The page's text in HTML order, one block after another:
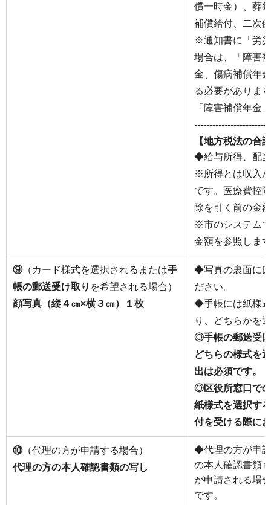
償一時金）、葬
補償給付、二次
※通知書に「労
場合は、「障害
金、傷病補償年
る必要がありま
「障害補償年金
【地方税法の合
◆給与所得、配
※所得とは収入
です。医療費控
除を引く前の金
※市のシステム
金額を参照しま
⑨（カード様式を選択されるまたは手
帳の郵送受け取り を希望される場合）
顔写真（縦４㎝×横３㎝）１枚
◆写真の裏面に
ださい。
◆手帳には紙様
り、どちらかを
◎手帳の郵送受
どちらの様式を
出は必須です。
◎区役所窓口で
紙様式を選択す
付を受ける際に
⑩（代理の方が申請する場合）
代理の方の本人確認書類の写し
◆代理の方が申
の本人確認書類
が申請される場
です。